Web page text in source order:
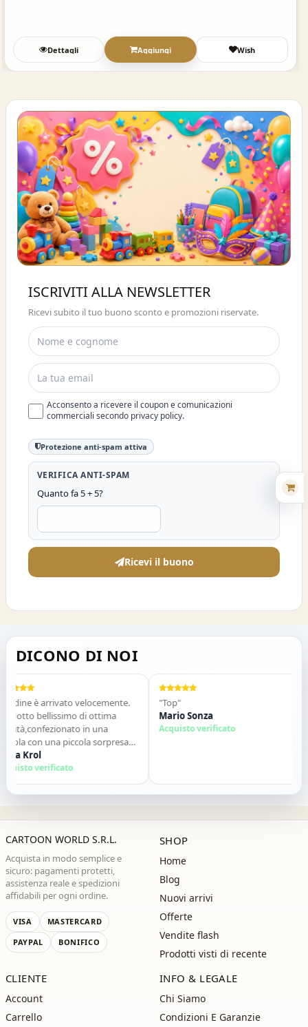
Dettagli Aggiungi Wish
ISCRIVITI E OTTIENI SUBITO UNO
SCONTO DEL 10%
ISCRIVITI ALLA NEWSLETTER
Ricevi subito il tuo buono sconto e promozioni riservate.
Acconsento a ricevere il coupon e comunicazioni
commerciali secondo privacy policy.
Protezione anti-spam attiva
VERIFICA ANTI-SPAM
Quanto fa 5 + 5?
Ricevi il buono
DICONO DI NOI
è arrivato velocemente.
bellissimo di ottima
in una
con una piccola sorpresa
Tutto perfetto. Lo
vivamente. Grazie ,alla
Krol
verificato
"Top"
Mario Sonza
Acquisto verificato
CARTOON WORLD S.R.L.
Acquista in modo semplice e
sicuro: pagamenti protetti,
assistenza reale e spedizioni
affidabili per ogni ordine.
VISA
MASTERCARD
PAYPAL
BONIFICO
SHOP
Home
Blog
Nuovi arrivi
Offerte
Vendite flash
Prodotti visti di recente
CLIENTE
Account
Carrello
INFO & LEGALE
Chi Siamo
Condizioni E Garanzie